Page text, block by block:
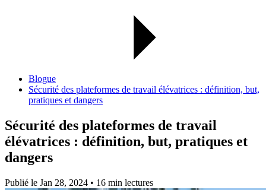
Blogue
Sécurité des plateformes de travail élévatrices : définition, but,
pratiques et dangers
Sécurité des plateformes de travail
élévatrices : définition, but, pratiques et
dangers
Publié le Jan 28, 2024 • 16 min lectures